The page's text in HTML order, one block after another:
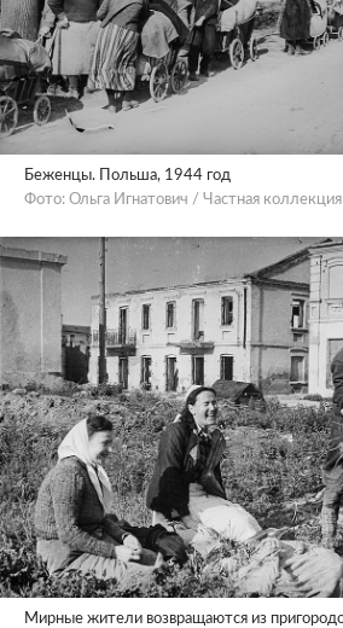
Беженцы. Польша, 1944 год
Фото: Ольга Игнатович / Частная
Мирные жители возвращаются из